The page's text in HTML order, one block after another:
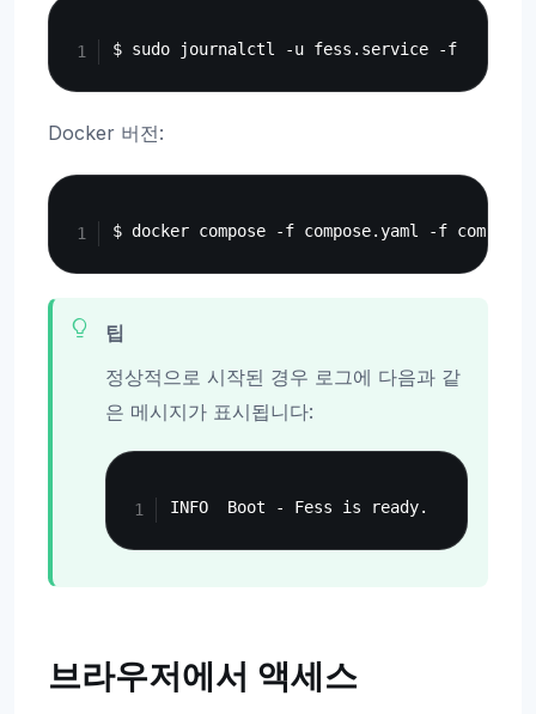
Docker 버전:
팁
정상적으로 시작된 경우 로그에 다음과 같
은 메시지가 표시됩니다:
브라우저에서 액세스